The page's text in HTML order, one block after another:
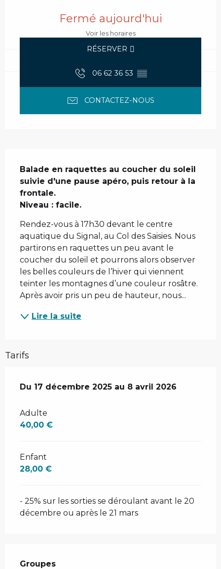
Fermé aujourd'hui
Voir les horaires
RÉSERVER
06 62 36 53 ▒▒
CONTACTEZ-NOUS
Balade en raquettes au coucher du soleil
suivie d'une pause apéro, puis retour à la
frontale.
Niveau : facile.
Rendez-vous à 17h30 devant le centre
aquatique du Signal, au Col des Saisies. Nous
partirons en raquettes un peu avant le
coucher du soleil et pourrons alors observer
les belles couleurs de l’hiver qui viennent
teinter les montagnes d’une couleur rosâtre.
Après avoir pris un peu de hauteur, nous...
Lire la suite
Tarifs
Du 17 décembre 2025 au 8 avril 2026
Du 17 décembre 2025 au 8 avril 2026
Adulte
40,00 €
Enfant
28,00 €
- 25% sur les sorties se déroulant avant le 20
décembre ou après le 21 mars
Groupes
Groupes